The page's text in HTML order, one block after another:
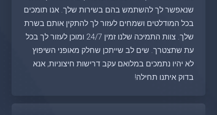
שנאפשר לך להשתמש בהם בשירות שלך. אנו תומכים
בכל המודלטים ושמחים לעזור לך להתקין אותם בשרת
שלך. צוות התמיכה שלנו זמין 24/7 ומוכן לעזור לך בכל
עת שתצטרך. שים לב שייתכן שחלק מאופני השיפוץ
לא יהיו נתמכים במלואם עקב דרישות חיצוניות, אנא
בדוק איתנו תחילה!